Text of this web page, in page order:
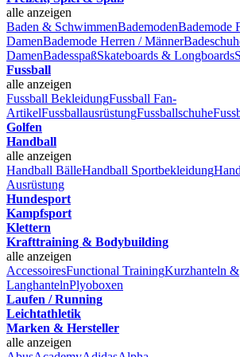
alle anzeigen
Baden & SchwimmenBademodenBademode
DamenBademode Herren / Männer
DamenBadesspaßSkateboards & Longboards
Fussball
alle anzeigen
Fussball BekleidungFussball Fan-
ArtikelFussballausrüstungFussballschuhe
Golfen
Handball
alle anzeigen
Handball BälleHandball Sportbekleidung
Ausrüstung
Hundesport
Kampfsport
Klettern
Krafttraining & Bodybuilding
alle anzeigen
AccessoiresFunctional TrainingKurzhanteln &
LanghantelnPlyoboxen
Laufen / Running
Leichtathletik
Marken & Hersteller
alle anzeigen